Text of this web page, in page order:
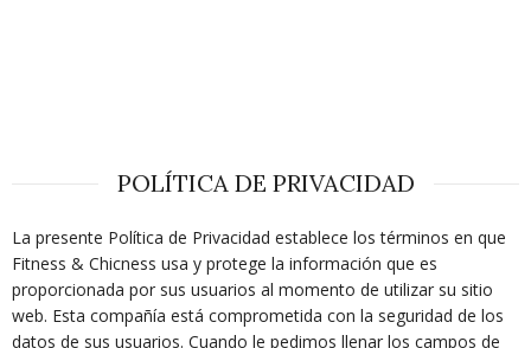
POLÍTICA DE PRIVACIDAD
La presente Política de Privacidad establece los términos en que
Fitness & Chicness usa y protege la información que es
proporcionada por sus usuarios al momento de utilizar su sitio
web. Esta compañía está comprometida con la seguridad de los
datos de sus usuarios. Cuando le pedimos llenar los campos de